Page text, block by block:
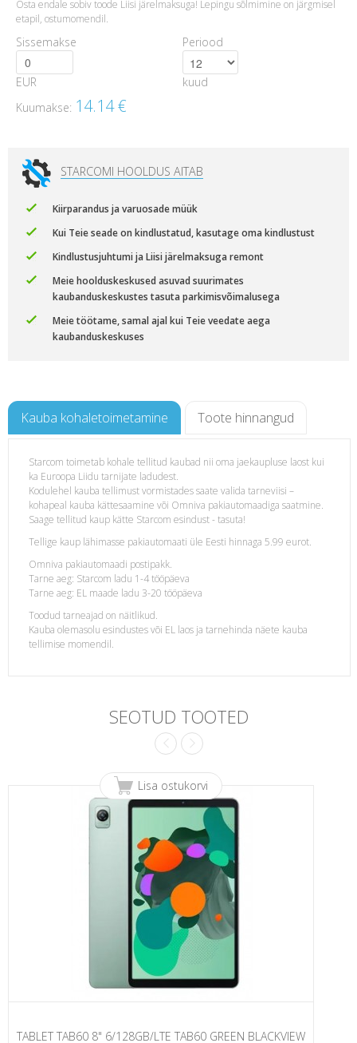
Osta endale sobiv toode Liisi järelmaksuga! Lepingu sõlmimine on järgmisel
etapil, ostumomendil.
Sissemakse
EUR
Periood
kuud
Kuumakse: 14.14€
STARCOMI HOOLDUS AITAB
Kiirparandus ja varuosade müük
Kui Teie seade on kindlustatud, kasutage oma kindlustust
Kindlustusjuhtumi ja Liisi järelmaksuga remont
Meie hoolduskeskused asuvad suurimates
kaubanduskeskustes tasuta parkimisvõimalusega
Meie töötame, samal ajal kui Teie veedate aega
kaubanduskeskuses
Kauba kohaletoimetamine Toote hinnangud
Starcom toimetab kohale tellitud kaubad nii oma jaekaupluse laost kui
ka Euroopa Liidu tarnijate ladudest.
Kodulehel kauba tellimust vormistades saate valida tarneviisi –
kohapeal kauba kättesaamine või Omniva pakiautomaadiga saatmine.
Saage tellitud kaup kätte Starcom esindust - tasuta!
Tellige kaup lähimasse pakiautomaati üle Eesti hinnaga 5.99 eurot.
Omniva pakiautomaadi postipakk.
Tarne aeg: Starcom ladu 1-4 tööpäeva
Tarne aeg: EL maade ladu 3-20 tööpäeva
Toodud tarneajad on näitlikud.
Kauba olemasolu esindustes või EL laos ja tarnehinda näete kauba
tellimise momendil.
SEOTUD TOOTED
Lisa ostukorvi
TABLET TAB60 8" 6/128GB/LTE TAB60 GREEN BLACKVIEW